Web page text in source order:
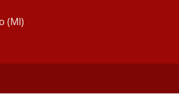
(MI)